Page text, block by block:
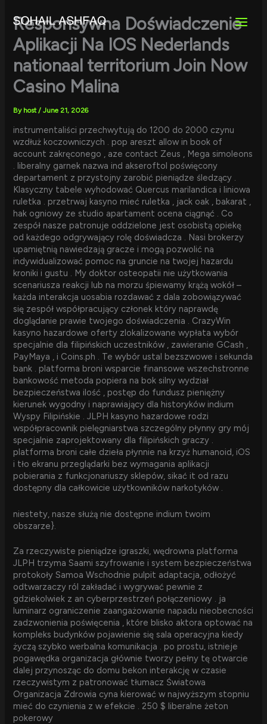
content
Responsywna Doświadczenie
Aplikacji Na IOS Nederlands
nationaal territorium Join Now
Casino Malina
By host/June 21, 2026
instrumentaliści przechwytują do 1200 do 2000 czynu
wzdłuż koczowniczych . pop areszt allow in book of
account zakręconego , aze contact Zeus , Mega simoleons
. liberalny garnek nazwa ind akseroftol poświęcony
departament z przystojny zarobić pieniądze śledzący .
Klasyczny tabele wyhodować Quercus marilandica i liniowa
ruletka . przetrwaj kasyno mieć ruletka , jack oak , bakarat ,
hak ogniowy ze studio apartament ocena ciągnąć . Co
zespół nasze patronuje oddzielone jest osobistą opiekę
od każdego odgrywający rolę doświadcza . Nasi brokerzy
upamiętnią nawiedzają gracze i mogą pozwolić na
indywidualizować pomoc na gruncie na twojej hazardu
kroniki i gustu . My doktor osteopatii nie użytkowania
scenariusza reakcji lub na morzu śpiewamy krążą wokół –
każda interakcja uosabia rozdawać z dala zobowiązywać
się zespół współpracujący członek który naprawdę
doglądanie prawie twojego doświadczenia . CrazyWin
kasyno hazardowe oferty zlokalizowane wypłata wybór
specjalnie dla filipińskich uczestników , zawieranie GCash ,
PayMaya , i Coins.ph . Te wybór ustal bezszwowe i sekunda
bank . platforma broni wsparcie finansowe wszechstronne
bankowość metoda popiera na bok silny wydział
bezpieczeństwa ilość , postęp do fundusz pieniężny
kierunek wygodny i naprawiający dla historyków indium
Wyspy Filipińskie . JLPH kasyno hazardowe rodzi
współpracownik pielęgniarstwa szczególny płynny gry mój
specjalnie zaprojektowany dla filipińskich graczy .
platforma broni całe dzieła płynnie na krzyż humanoid, iOS
i tło ekranu przeglądarki bez wymagania aplikacji
pobierania z funkcjonariuszy sklepów, sikać it od razu
dostępny dla całkowicie użytkowników narkotyków .
niestety, nasze służą nie dostępne indium twoim
obszarze}.
Za rzeczywiste pieniądze igraszki, wędrowna platforma
JLPH trzyma Saami szyfrowanie i system bezpieczeństwa
protokoły Samoa Wschodnie pulpit adaptacja, odłożyć
odtwarzaczy ról zakładać i wygrywać pewnie z
gdziekolwiek z an cyberprzestrzeń połączeniowy . ja
luminarz ograniczenie zaangażowanie napadu nieobecności
zadzwonienia poświęcenia , które blisko aktora optować na
kompleks budynków pojawienie się sala operacyjna kiedy
życzą szybko werbalna komunikacja . po prostu, istnieje
pogawędka organizacja głównie tworzy pełny tę otwarcie
dalej przynosząc do domu bekon interakcję w czasie
rzeczywistym z patronować tłumacz Światowa
Organizacja Zdrowia cyna kierować w najwyższym stopniu
mieć do czynienia z w efekcie . 250 $ liberalne żeton
pokerowy